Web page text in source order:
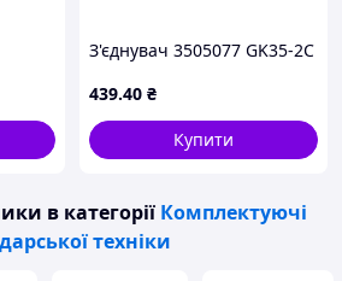
З'єднувач 3505077 GK35-2C
439.40 ₴
Купити
в категорії Комплектуючі
техніки